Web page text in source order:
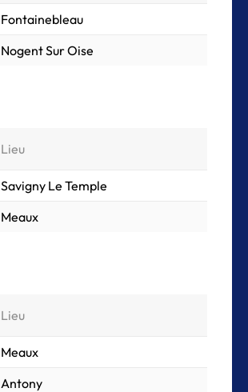
Fontainebleau
Nogent Sur Oise
Lieu
Savigny Le Temple
Meaux
Lieu
Meaux
Antony